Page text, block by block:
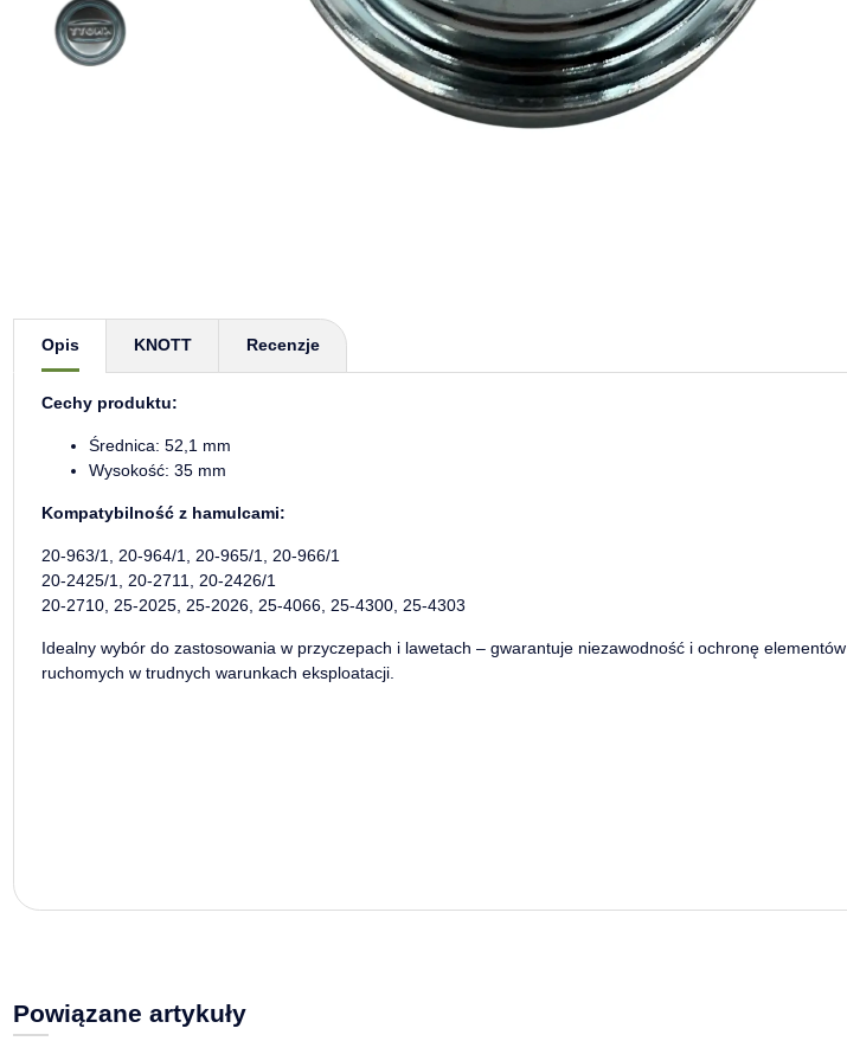
Opis
KNOTT Recenzje
Cechy produktu:
Średnica: 52,1 mm
Wysokość: 35 mm
Kompatybilność z hamulcami:
20-963/1, 20-964/1, 20-965/1, 20-966/1
20-2425/1, 20-2711, 20-2426/1
20-2710, 25-2025, 25-2026, 25-4066, 25-4300, 25-4303
Idealny wybór do zastosowania w przyczepach i lawetach – gwarantuje niezawodność i ochronę elementów
ruchomych w trudnych warunkach eksploatacji.
Powiązane artykuły